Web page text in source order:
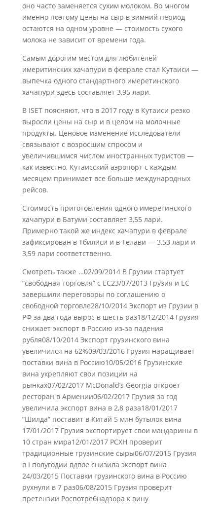
оно часто заменяется сухим молоком. Во многом
именно поэтому цены на сыр в зимний период
остаются на одном уровне — стоимость сухого
молока не зависит от времени года.
Самым дорогим местом для любителей
имеритинских хачапури в феврале стал Кутаиси —
выпечка одного стандартного имеретинского
хачапури здесь составляет 3,95 лари.
В ISET поясняют, что в 2017 году в Кутаиси резко
выросли цены на сыр и в целом на молочные
продукты. Ценовое изменение исследователи
связывают с возросшим спросом и
увеличившимся числом иностранных туристов —
как известно, Кутаисский аэропорт с каждым
месяцем принимает все больше международных
рейсов.
Стоимость приготовления одного имеретинского
хачапури в Батуми составляет 3,55 лари.
Примерно такой же индекс хачапури в феврале
зафиксирован в Тбилиси и в Телави — 3,53 лари и
3,59 лари соответственно.
Смотреть также …02/09/2014 В Грузии стартует
“свободная торговля” с ЕС23/07/2013 Грузия и ЕС
завершили переговоры по соглашению о
свободной торговле28/10/2014 Экспорт из Грузии в
РФ за два года вырос в шесть раз18/12/2014 Грузия
снижает экспорт в Россию из-за падения
рубля08/10/2014 Экспорт грузинского вина
увеличился на 62%09/03/2016 Грузия наращивает
поставки вина в Россию10/05/2016 Грузинские
вина укрепляют свои позиции на
рынках07/02/2017 McDonald’s Georgia откроет
ресторан в Армении06/02/2017 Грузия за год
увеличила экспорт вина в 2,8 раза18/01/2017
“Шилда” поставит в Китай 5 млн бутылок вина
17/01/2017 Грузия экспортирует свои мандарины в
10 стран мира12/01/2017 РСХН проверит
традиционные грузинские сыры06/07/2015 Грузия
в I полугодии вдвое снизила экспорт вина
24/03/2015 Поставки грузинского вина в Россию
рухнули в 7 раз06/08/2015 Грузия проверит
претензии Роспотребнадзора к вину